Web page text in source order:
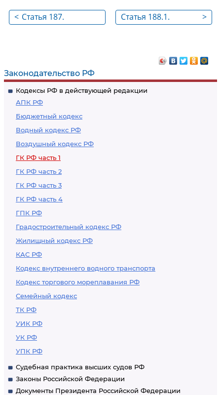
Законодательство РФ
Кодексы РФ в действующей редакции
АПК РФ
Бюджетный кодекс
Водный кодекс РФ
Воздушный кодекс РФ
ГК РФ часть 1
ГК РФ часть 2
ГК РФ часть 3
ГК РФ часть 4
ГПК РФ
Градостроительный кодекс РФ
Жилищный кодекс РФ
КАС РФ
Кодекс внутреннего водного транспорта
Кодекс торгового мореплавания РФ
Семейный кодекс
ТК РФ
УИК РФ
УК РФ
УПК РФ
Судебная практика высших судов РФ
Законы Российской Федерации
Документы Президента Российской Федерации
< Статья 187.
>
Статья 188.1.